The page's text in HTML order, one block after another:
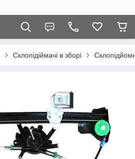
Склопідіймачі в зборі